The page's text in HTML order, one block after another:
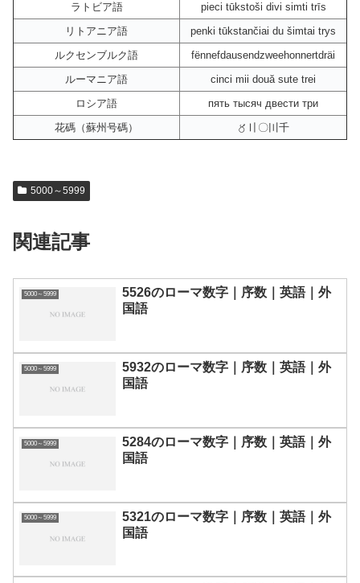
ラトビア語
pieci tūkstoši divi simti trīs
リトアニア語
penki tūkstančiai du šimtai trys
ルクセンブルク語
fënnefdausendzweehonnertdräi
ルーマニア語
cinci mii două sute trei
ロシア語
пять тысяч двести три
花碼（蘇州号碼）
〥〢〇〣千
5000～5999
関連記事
5000～5999
5526のローマ数字｜序数｜英語｜外
国語
5000～5999
5932のローマ数字｜序数｜英語｜外
国語
5000～5999
5284のローマ数字｜序数｜英語｜外
国語
5000～5999
5321のローマ数字｜序数｜英語｜外
国語